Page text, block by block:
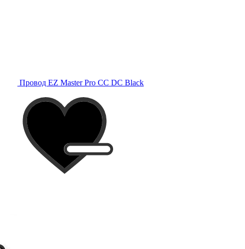
Провод EZ Master Pro CC DC Black